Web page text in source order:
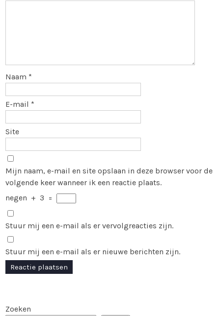
Naam *
E-mail *
Site
Mijn naam, e-mail en site opslaan in deze browser voor de
volgende keer wanneer ik een reactie plaats.
negen + 3 =
Stuur mij een e-mail als er vervolgreacties zijn.
Stuur mij een e-mail als er nieuwe berichten zijn.
Zoeken